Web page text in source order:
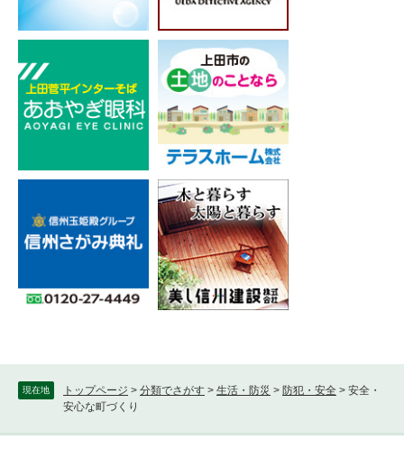
現在地 トップページ > 分類でさがす > 生活・防災 > 防犯・安全 > 安全・
安心な町づくり